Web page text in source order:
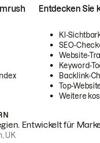
Entdecken Sie
KI-
SEO-
Website-
Keyword-
Backlink-
Top-
Weitere
Entwickelt für
UK